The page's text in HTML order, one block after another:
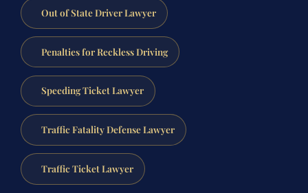
Out of State Driver Lawyer
Penalties for Reckless Driving
Speeding Ticket Lawyer
Traffic Fatality Defense Lawyer
Traffic Ticket Lawyer